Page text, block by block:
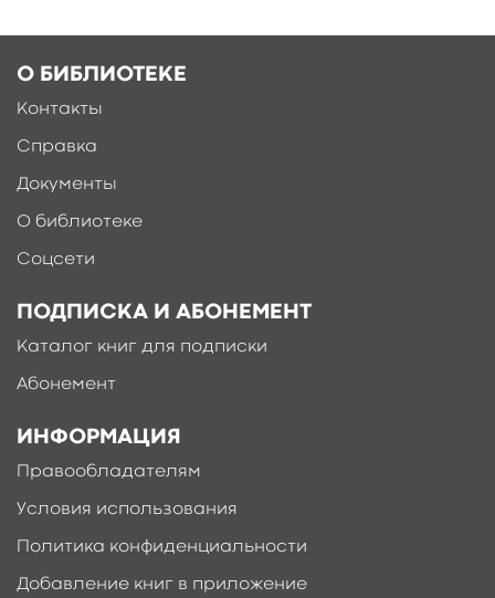
О БИБЛИОТЕКЕ
Контакты
Справка
Документы
О библиотеке
Соцсети
ПОДПИСКА И АБОНЕМЕНТ
Каталог книг для подписки
Абонемент
ИНФОРМАЦИЯ
Правообладателям
Условия использования
Политика конфиденциальности
Добавление книг в приложение